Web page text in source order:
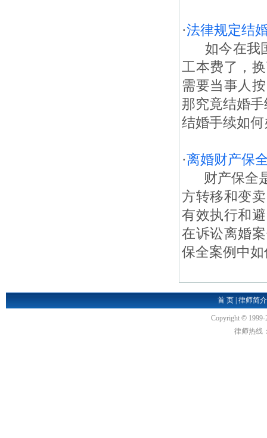
·法律规定结
如今在我国
工本费了，
需要当事人
那究竟结婚
结婚手续如
·离婚财产保
财产保全是
方转移和变
有效执行和
在诉讼离婚
保全案例中
首 页| 律师简介
Copyright ©
律师热线